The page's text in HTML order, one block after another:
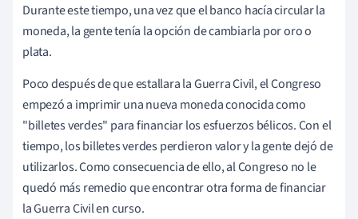
Durante este tiempo, una vez que el banco hacía circular la
moneda, la gente tenía la opción de cambiarla por oro o
plata.
Poco después de que estallara la Guerra Civil, el Congreso
empezó a imprimir una nueva moneda conocida como
"billetes verdes" para financiar los esfuerzos bélicos. Con el
tiempo, los billetes verdes perdieron valor y la gente dejó de
utilizarlos. Como consecuencia de ello, al Congreso no le
quedó más remedio que encontrar otra forma de financiar
la Guerra Civil en curso.